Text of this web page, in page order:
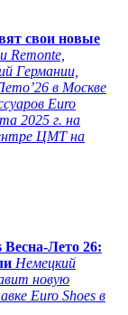
свои новые
Remonte,
Германии,
в Москве
Euro
2025 г. на
ЦМТ на
Лето 26:
Немецкий
новую
Euro Shoes в